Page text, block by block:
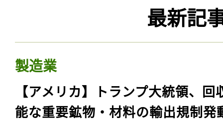
最新記
製造業
【アメリカ】トランプ大統領、回
能な重要鉱物・材料の輸出規制発